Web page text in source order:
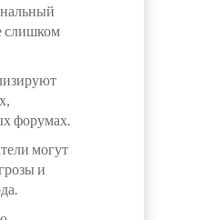
слишком
форумах.
могут
и